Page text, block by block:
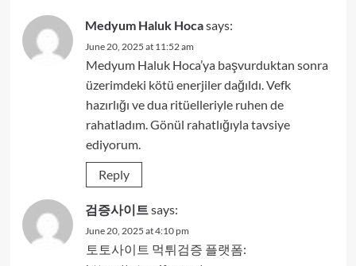
Medyum Haluk Hocasays:
June 20, 2025 at 11:52 am
Medyum Haluk Hoca’ya başvurduktan sonra
üzerimdeki kötü enerjiler dağıldı. Vefk
hazırlığı ve dua ritüelleriyle ruhen de
rahatladım. Gönül rahatlığıyla tavsiye
ediyorum.
Reply
검증사이트says:
June 20, 2025 at 4:10 pm
토토사이트 먹튀검증 플랫폼: